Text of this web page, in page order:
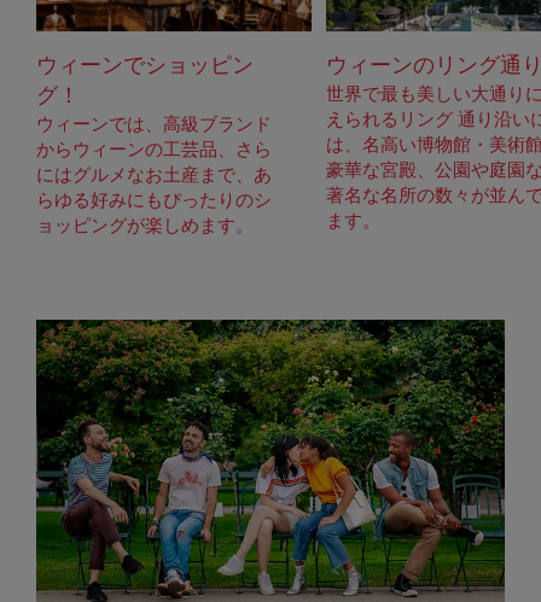
ウィーンでショッピン
グ！
ウィーンでは、高級ブランド
からウィーンの工芸品、さら
にはグルメなお土産まで、あ
らゆる好みにもぴったりのシ
ョッピングが楽しめます。
ウィーンのリング通
世界で最も美しい大通り
えられるリング 通り沿い
は、名高い博物館・美術
豪華な宮殿、公園や庭園
著名な名所の数々が並ん
ます。